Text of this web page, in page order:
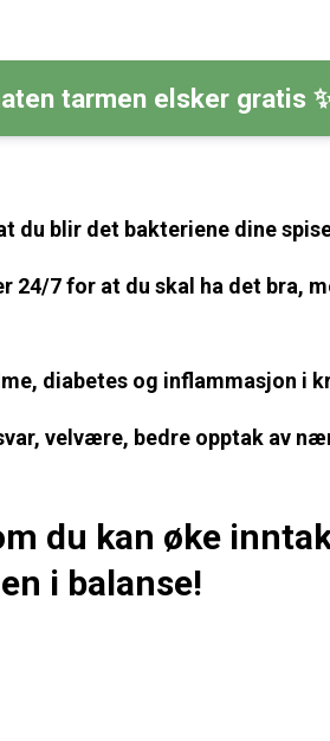
tarmen elsker gratis
du blir det bakteriene dine
7 for at du skal ha det bra,
diabetes og inflammasjon i
velvære, bedre opptak av
du kan øke
i balanse!